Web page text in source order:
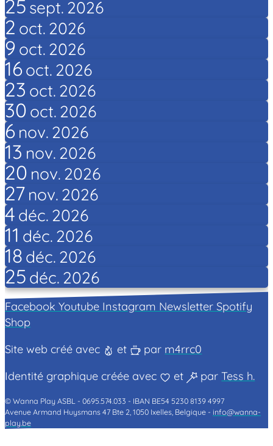
25 sept. 2026
2 oct. 2026
9 oct. 2026
16 oct. 2026
23 oct. 2026
30 oct. 2026
6 nov. 2026
13 nov. 2026
20 nov. 2026
27 nov. 2026
4 déc. 2026
11 déc. 2026
18 déc. 2026
25 déc. 2026
Facebook Youtube Instagram Newsletter Spotify
Shop
Site web créé avec
et par m4rrc0
Identité graphique créée avec
et parTess h.
© Wanna Play ASBL - 0695.574.033 - IBAN BE54 5230 8139 4997
Avenue Armand Huysmans 47 Bte 2, 1050 Ixelles, Belgique -